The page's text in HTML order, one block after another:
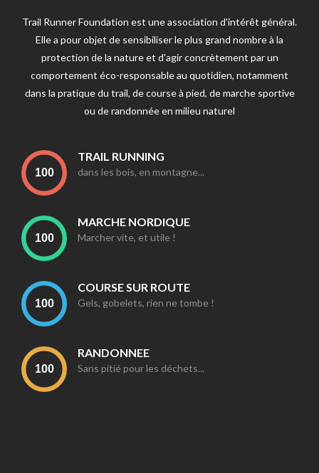
Trail Runner Foundation est une association d'intérêt général.
Elle a pour objet de sensibiliser le plus grand nombre à la
protection de la nature et d'agir concrètement par un
comportement éco-responsable au quotidien, notamment
dans la pratique du trail, de course à pied, de marche sportive
ou de randonnée en milieu naturel
TRAIL RUNNING
dans les bois, en montagne...
MARCHE NORDIQUE
Marcher vite, et utile !
COURSE SUR ROUTE
Gels, gobelets, rien ne tombe !
RANDONNEE
Sans pitié pour les déchets...